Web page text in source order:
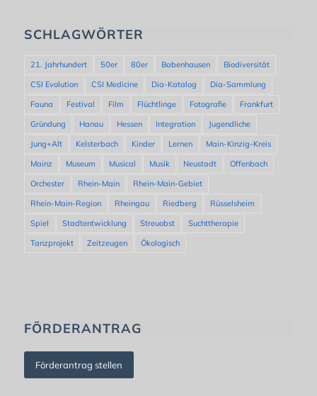
SCHLAGWÖRTER
21. Jahrhundert 50er 80er Babenhausen
Biodiversität
CSI Evolution
CSI Medicine Dia-Katalog
Dia-Sammlung
Fauna
Festival Film Flüchtlinge Fotografie
Frankfurt
Gründung
Hanau Hessen Integration
Jugendliche
Jung+Alt
Kelsterbach Kinder Lernen
Main-Kinzig-Kreis
Mainz
Museum Musical Musik Neustadt
Offenbach
Orchester
Rhein-Main
Rhein-Main-Gebiet
Rhein-Main-Region
Rheingau Riedberg
Rüsselsheim
Spiel
Stadtentwicklung Streuobst
Suchttherapie
Tanzprojekt
Zeitzeugen Ökologisch
FÖRDERANTRAG
Förderantrag stellen